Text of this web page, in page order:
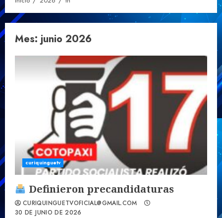
Mes:junio 2026
curiquinguetv
Definieron precandidaturas
CURIQUINGUETVOFICIAL@GMAIL.COM
30 DE JUNIO DE 2026